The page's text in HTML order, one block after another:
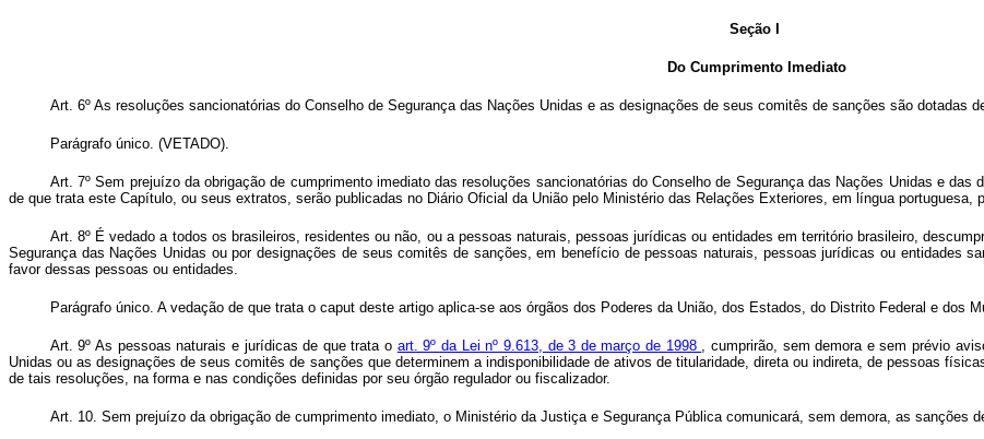
Seção I
Do Cumprimento Imediato
Art. 6º As resoluções sancionatórias do Conselho de Segurança das Nações Unidas e as designações de seus comitês de sanções são dotadas
Parágrafo único. (VETADO).
Art. 7º Sem prejuízo da obrigação de cumprimento imediato das resoluções sancionatórias do Conselho de Segurança das Nações Unidas e
de que trata este Capítulo, ou seus extratos, serão publicadas no Diário Oficial da União pelo Ministério das Relações Exteriores, em língua portuguesa,
Art. 8º É vedado a todos os brasileiros, residentes ou não, ou a pessoas naturais, pessoas jurídicas ou entidades em território brasileiro,
Segurança das Nações Unidas ou por designações de seus comitês de sanções, em benefício de pessoas naturais, pessoas jurídicas ou entidades
favor dessas pessoas ou entidades.
Parágrafo único. A vedação de que trata o caput deste artigo aplica-se aos órgãos dos Poderes da União, dos Estados, do Distrito Federal e dos
Art. 9º As pessoas naturais e jurídicas de que trata o art. 9º da Lei nº 9.613, de 3 de março de 1998 , cumprirão, sem demora e sem prévio
Unidas ou as designações de seus comitês de sanções que determinem a indisponibilidade de ativos de titularidade, direta ou indireta, de pessoas
de tais resoluções, na forma e nas condições definidas por seu órgão regulador ou fiscalizador.
Art. 10. Sem prejuízo da obrigação de cumprimento imediato, o Ministério da Justiça e Segurança Pública comunicará, sem demora, as sanções